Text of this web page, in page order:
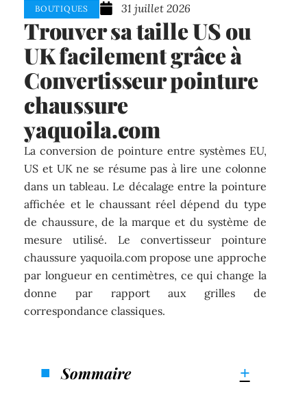
BOUTIQUES 31 juillet 2026
Trouver sa taille US ou
UK facilement grâce à
Convertisseur pointure
chaussure
yaquoila.com
La conversion de pointure entre systèmes EU,
US et UK ne se résume pas à lire une colonne
dans un tableau. Le décalage entre la pointure
affichée et le chaussant réel dépend du type
de chaussure, de la marque et du système de
mesure utilisé. Le convertisseur pointure
chaussure yaquoila.com propose une approche
par longueur en centimètres, ce qui change la
donne par rapport aux grilles de
correspondance classiques.
Sommaire